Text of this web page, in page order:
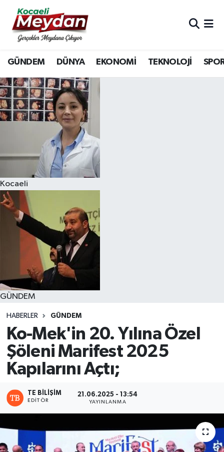
GÜNDEM DÜNYA EKONOMİ TEKNOLOJİ
Kocaeli
GÜNDEM
HABERLER GÜNDEM
Ko-Mek'in 20. Yılına Özel
Şöleni Marifest 2025
Kapılarını Açtı;
TE BILIŞIM
EDITÖR
21.06.2025 - 13:54
YAYINLANMA
Nöbetçi Eczaneler
Hava Durumu
Trafik Durumu
Süper Lig Puan Durumu ve Fikstür
Tüm Manşetler
Son Dakika Haberleri
Haber Arşivi